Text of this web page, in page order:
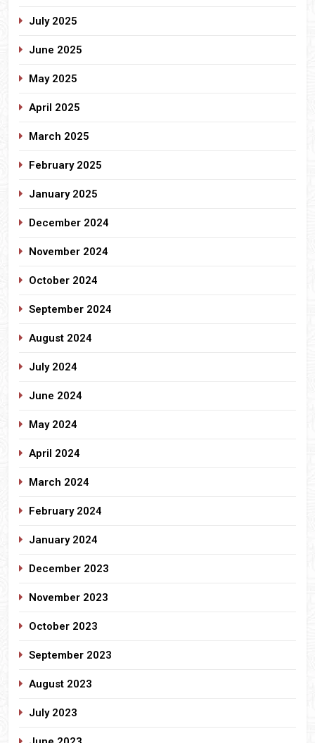
July 2025
June 2025
May 2025
April 2025
March 2025
February 2025
January 2025
December 2024
November 2024
October 2024
September 2024
August 2024
July 2024
June 2024
May 2024
April 2024
March 2024
February 2024
January 2024
December 2023
November 2023
October 2023
September 2023
August 2023
July 2023